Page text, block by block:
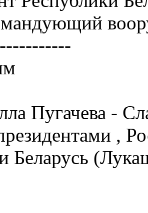
Пугачева -
,
Беларусь